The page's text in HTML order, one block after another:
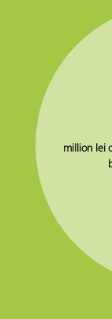
million lei